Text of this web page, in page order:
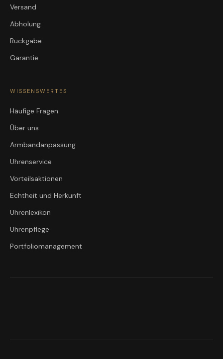
Versand
Abholung
Rückgabe
Garantie
WISSENSWERTES
Häufige Fragen
Über uns
Armbandanpassung
Uhrenservice
Vorteilsaktionen
Echtheit und Herkunft
Uhrenlexikon
Uhrenpflege
Portfoliomanagement